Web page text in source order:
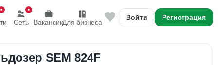
Сеть ВакансииДля бизнеса
Войти Регистрация
SEM 824F